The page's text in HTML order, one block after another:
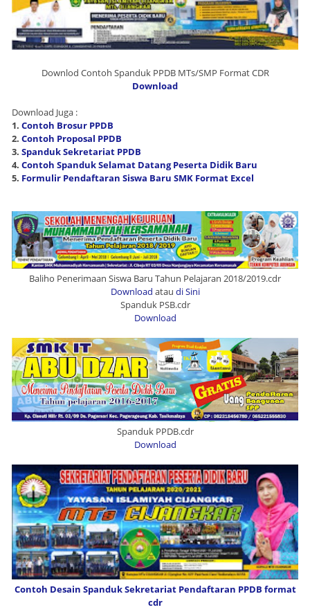
Downlod Contoh Spanduk PPDB MTs/SMP Format CDR
Download
Download Juga :
1. Contoh Brosur PPDB
2. Contoh Proposal PPDB
3. Spanduk Sekretariat PPDB
4. Contoh Spanduk Selamat Datang Peserta Didik Baru
5. Formulir Pendaftaran Siswa Baru SMK Format Excel
Baliho Penerimaan Siswa Baru Tahun Pelajaran 2018/2019.cdr
Download atau di Sini
Spanduk PSB.cdr
Download
Spanduk PPDB.cdr
Download
Contoh Desain Spanduk Sekretariat Pendaftaran PPDB format
cdr